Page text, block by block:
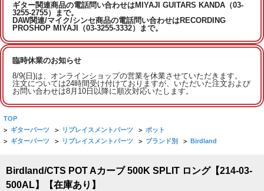
ギター関連商品の電話問い合わせはMIYAJI GUITARS KANDA（03-
3255-2755）まで。
DAW関連/マイク/シンセ商品の電話問い合わせはRECORDING
PROSHOP MIYAJI（03-3255-3332）まで。
臨時休業のお知らせ
8/9(日)は、オンラインショップの営業を休業させていただきます。
注文については24時間受け付けておりますが、いただいた注文および
お問い合わせは8月10日以降に順次対応いたします。
TOP
> ギターパーツ > リプレイスメントパーツ > ポット
> ギターパーツ > リプレイスメントパーツ > ブランド別 > Birdland
Birdland/CTS POT Aカーブ 500K SPLIT ロング【214-03-
500AL】【在庫あり】